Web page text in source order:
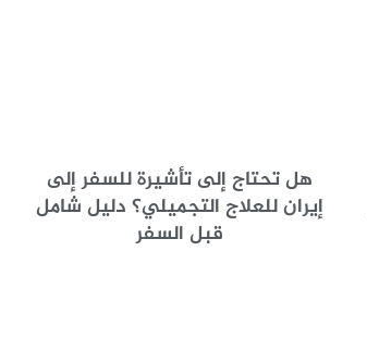
هل تحتاج إلى تأشيرة للسفر إلى
إيران للعلاج التجميلي؟ دليل شامل
قبل السفر